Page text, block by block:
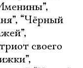
“Чёрный
своего